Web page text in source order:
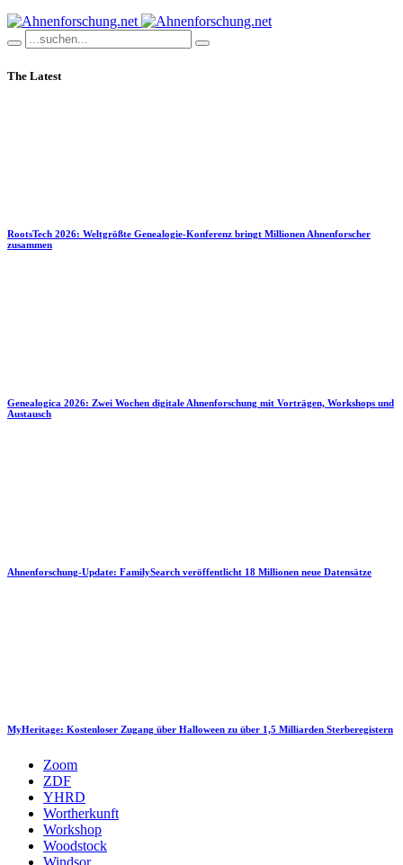
The Latest
RootsTech 2026: Weltgrößte Genealogie-Konferenz bringt Millionen Ahnenforscher
zusammen
Genealogica 2026: Zwei Wochen digitale Ahnenforschung mit Vorträgen, Workshops und
Austausch
Ahnenforschung-Update: FamilySearch veröffentlicht 18 Millionen neue Datensätze
MyHeritage: Kostenloser Zugang über Halloween zu über 1,5 Milliarden Sterberegistern
Zoom
ZDF
YHRD
Wortherkunft
Workshop
Woodstock